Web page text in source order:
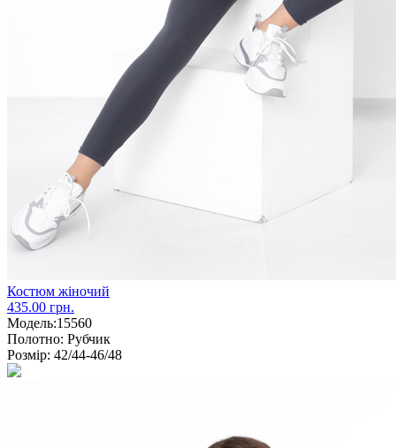
Костюм жіночий
435.00 грн.
Модель:15560
Полотно: Рубчик
Розмір: 42/44-46/48